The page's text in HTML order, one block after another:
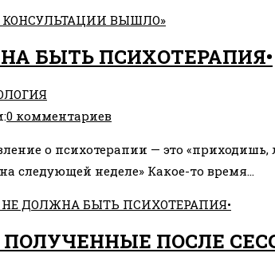
КОНСУЛЬТАЦИИ ВЫШЛО»
БЫТЬ ПСИХОТЕРАПИЯ•
0 комментариев
о психотерапии — это
следующей неделе» Какое-то время…
НЕ ДОЛЖНА БЫТЬ ПСИХОТЕРАПИЯ•
ПОСЛЕ